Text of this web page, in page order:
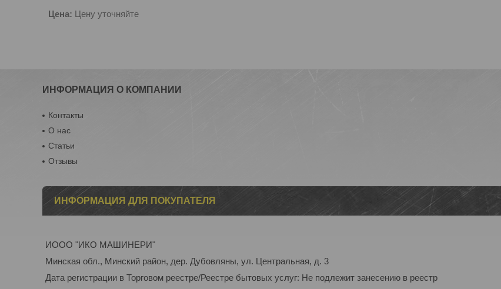
Цена: Цену уточняйте
ИНФОРМАЦИЯ О КОМПАНИИ
Контакты
О нас
Статьи
Отзывы
ИНФОРМАЦИЯ ДЛЯ ПОКУПАТЕЛЯ
ИООО "ИКО МАШИНЕРИ"
Минская обл., Минский район, дер. Дубовляны, ул. Центральная, д. 3
Дата регистрации в Торговом реестре/Реестре бытовых услуг: Не подлежит занесению в реестр